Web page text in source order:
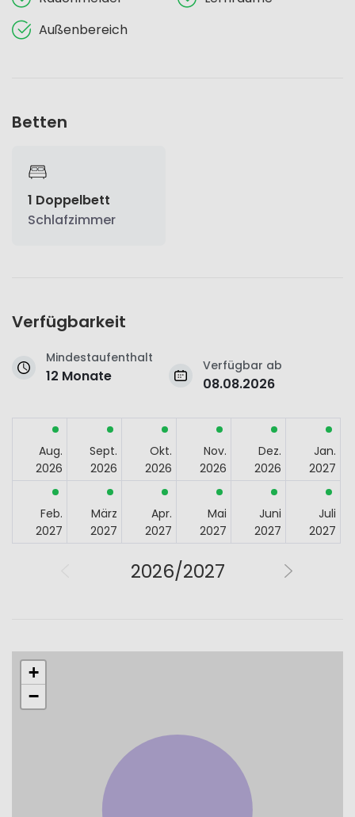
Außenbereich
Betten
1 Doppelbett
Schlafzimmer
Verfügbarkeit
Mindestaufenthalt
12 Monate
Verfügbar ab
08.08.2026
Aug.
2026
Sept.
2026
Okt.
2026
Nov.
2026
Dez.
2026
Jan.
2027
Feb.
2027
März
2027
Apr.
2027
Mai
2027
Juni
2027
Juli
2027
2026/2027
+
−